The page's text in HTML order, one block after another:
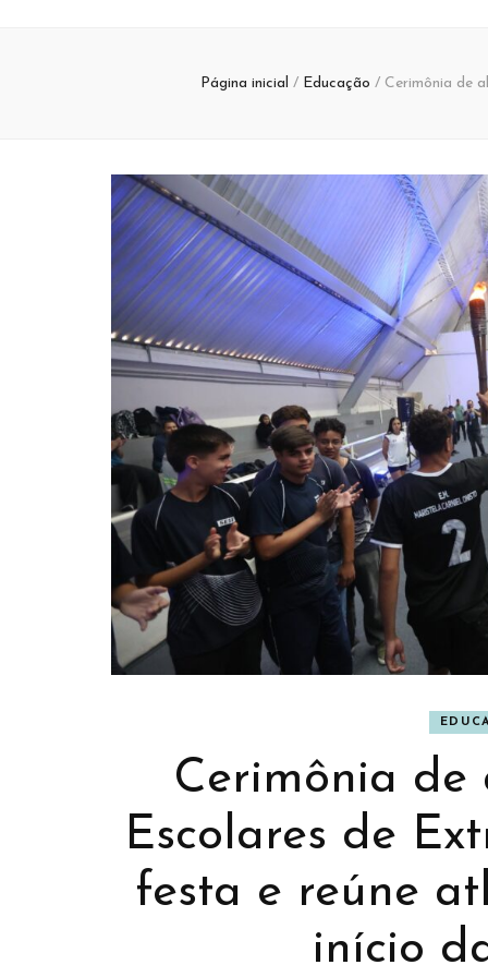
Página inicial / Educação / Cerimônia de
Cerimônia de
Escolares de
festa e reúne
início